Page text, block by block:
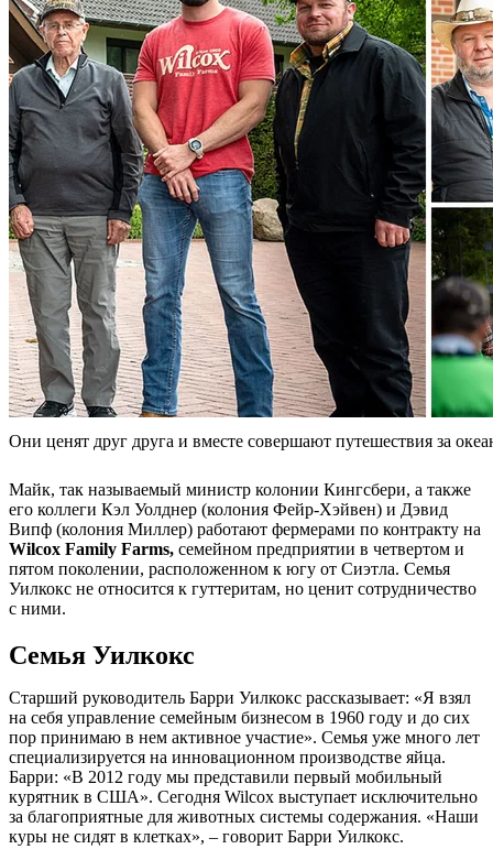
Они ценят друг друга и вместе совершают путешествия за
Майк, так называемый министр колонии Кингсбери, а также
его коллеги Кэл Уолднер (колония Фейр-Хэйвен) и Дэвид
Випф (колония Миллер) работают фермерами по контракту на
Wilcox Family Farms, семейном предприятии в четвертом и
пятом поколении, расположенном к югу от Сиэтла. Семья
Уилкокс не относится к гуттеритам, но ценит сотрудничество
с ними.
Семья Уилкокс
Старший руководитель Барри Уилкокс рассказывает: «Я взял
на себя управление семейным бизнесом в 1960 году и до сих
пор принимаю в нем активное участие». Семья уже много лет
специализируется на инновационном производстве яйца.
Барри: «В 2012 году мы представили первый мобильный
курятник в США». Сегодня Wilcox выступает исключительно
за благоприятные для животных системы содержания. «Наши
куры не сидят в клетках», – говорит Барри Уилкокс.